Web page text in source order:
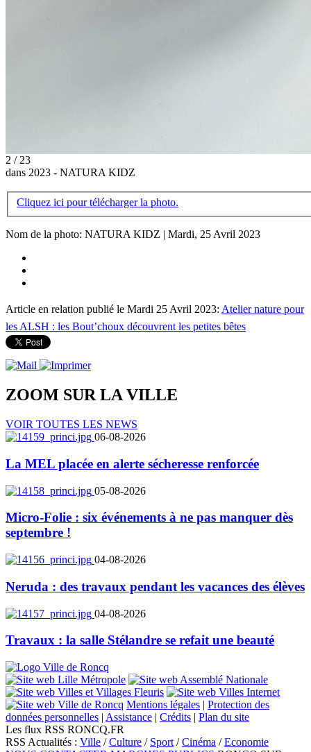
2 / 23
dans 2023 - NATURA KIDZ
Cliquez ici pour télécharger la photo.
Nom de la photo: NATURA KIDZ | Mardi, 25 Avril 2023
Article en relation publié le Mardi 25 Avril 2023: Atelier nature pour
les ALSH : les Bout’choux découvrent les petites bêtes
ZOOM SUR LAVILLE
VOIR TOUTES LES NEWS
06-08-2026
La MEL placée en alerte sécheresse renforcée
05-08-2026
Micro-Folie : six événements à ne pas manquer dès
septembre !
04-08-2026
Neruda : des travaux pendant les vacances des élèves
04-08-2026
Travaux : la salle Stélandre se refait une beauté
Mentions légales | Protection des
données personnelles | Assistance | Crédits | Plan du site
Les flux RSS RONCQ.FR
RSS Actualités : Ville /Culture / Sport /Cinéma /Economie